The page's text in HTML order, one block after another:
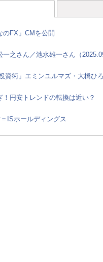
のFX」CMを公開
之さん／池水雄一さん（
資術」エミンユルマズ・大橋ひ
！円安トレンドの転換は近い？
ISホールディングス